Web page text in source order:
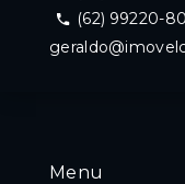
Menu
(62) 99220-